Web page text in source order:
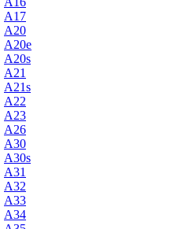
A17
A20
A20e
A20s
A21
A21s
A22
A23
A26
A30
A30s
A31
A32
A33
A34